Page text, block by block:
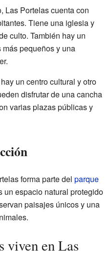
Las Portelas cuenta con
Tiene una iglesia y
culto. También hay un
pequeños y una
un centro cultural y otro
disfrutar de una cancha
varias plazas públicas y
forma parte del parque
un espacio natural protegido
paisajes únicos y una
viven en Las